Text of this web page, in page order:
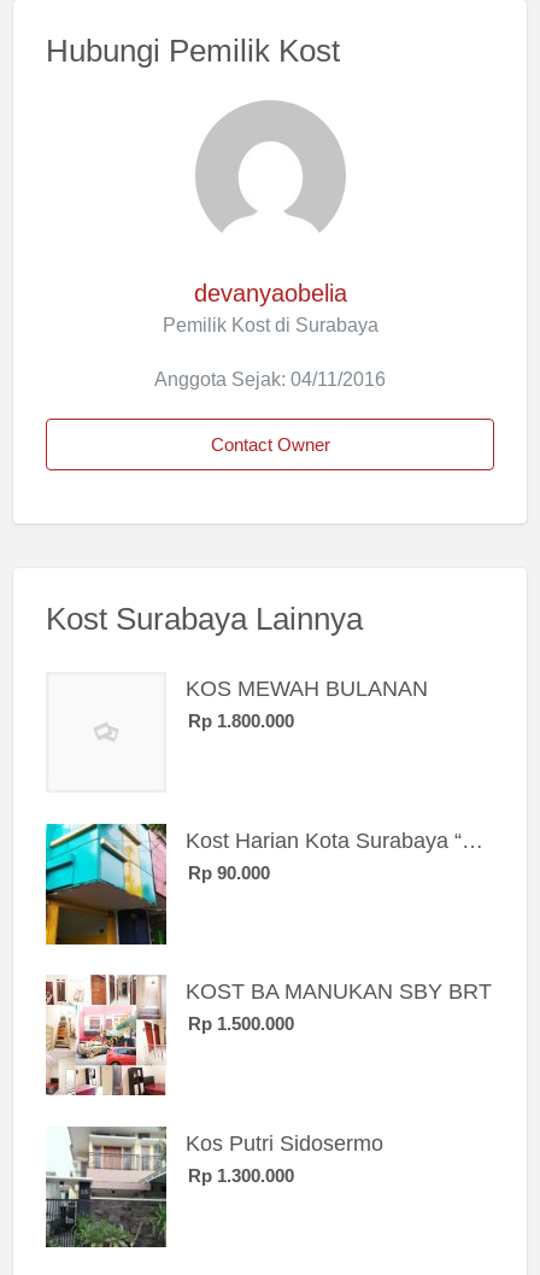
Hubungi Pemilik Kost
devanyaobelia
Pemilik Kost di Surabaya
Anggota Sejak: 04/11/2016
Contact Owner
Kost Surabaya Lainnya
KOS MEWAH BULANAN
Rp 1.800.000
Kost Harian Kota Surabaya “Sierra Kost”
Rp 90.000
KOST BA MANUKAN SBY BRT
Rp 1.500.000
Kos Putri Sidosermo
Rp 1.300.000